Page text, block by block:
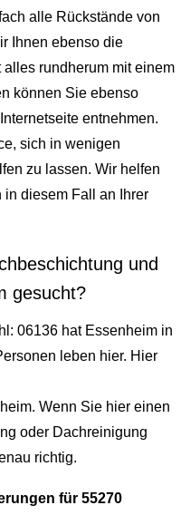
alle Rückstände von
Ihnen ebenso die
rundherum mit einem
können Sie ebenso
entnehmen.
sich in wenigen
zu lassen. Wir helfen
in diesem Fall an Ihrer
und
gesucht?
06136 hat Essenheim in
leben hier. Hier
Wenn Sie hier einen
oder Dachreinigung
richtig.
für 55270